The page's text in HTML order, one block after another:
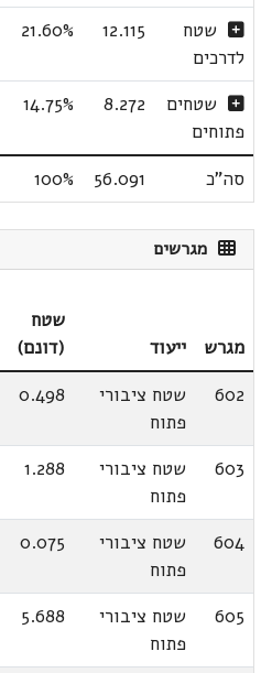
שטח
לדרכים
12.115
21.60%
שטחים
פתוחים
8.272
14.75%
סה"כ 56.091
100%
מגרשים
מגרש ייעוד
שטח
(דונם)
602
שטח ציבורי
פתוח
0.498
603
שטח ציבורי
פתוח
1.288
604
שטח ציבורי
פתוח
0.075
605
שטח ציבורי
פתוח
5.688